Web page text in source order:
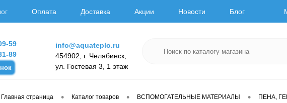
Оплата Доставка Акции Новости Блог
59
89
info@aquateplo.ru
454902, г. Челябинск,
ул. Гостевая 3, 1 этаж
Главная страница • Каталог товаров • ВСПОМОГАТЕЛЬНЫЕ МАТЕРИАЛЫ • ПЕНА,